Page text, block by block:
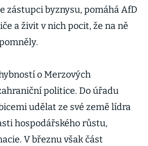
zástupci byznysu, pomáhá AfD
a živit v nich pocit, že na ně
o Merzových
politice. Do úřadu
udělat ze své země lídra
hospodářského růstu,
V březnu však část